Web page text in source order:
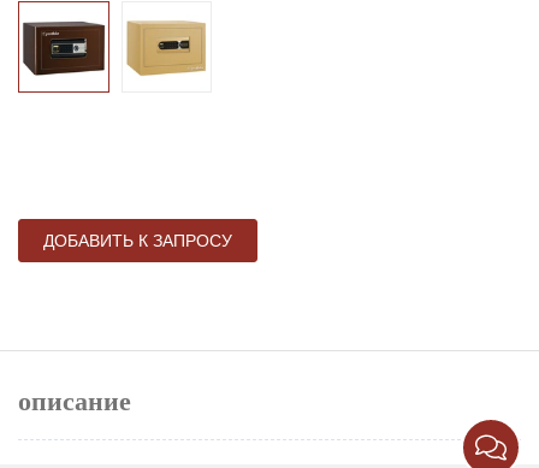
ДОБАВИТЬ К ЗАПРОСУ
описание